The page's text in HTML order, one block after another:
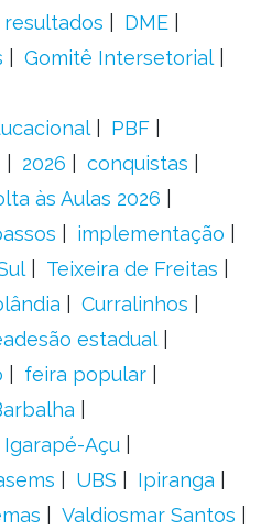
resultados
DME
Gomitê Intersetorial
PBF
2026
conquistas
às Aulas 2026
implementação
Teixeira de Freitas
Curralinhos
estadual
feira popular
Igarapé-Açu
UBS
Ipiranga
Valdiosmar Santos